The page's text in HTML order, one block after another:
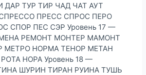
ДАР ТУР ТИР ЧАД ЧАТ АУТ
ПРЕСС СПРОС ПЕРО
СПОР ПЕС СЭР Уровень 17 —
РЕМОНТ МОНТЕР МАМОНТ
МЕТРО НОРМА ТЕНОР МЕТАН
НОРА Уровень 18 —
ШУРИН ТИРАН РУИНА ТУШЬ